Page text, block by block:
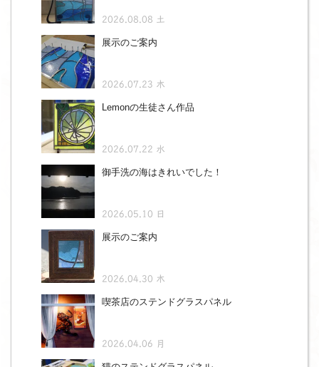
2026.08.08 土
展示のご案内
2026.07.23 木
Lemonの生徒さん作品
2026.07.22 水
御手洗の海はきれいでした！
2026.05.10 日
展示のご案内
2026.04.30 木
喫茶店のステンドグラスパネル
2026.04.06 月